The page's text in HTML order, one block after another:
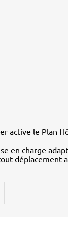
active le Plan
en charge
déplacement